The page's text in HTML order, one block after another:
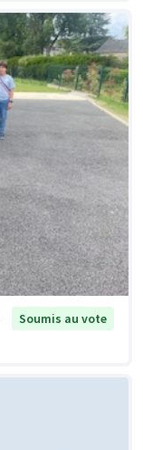
Soumis au vote